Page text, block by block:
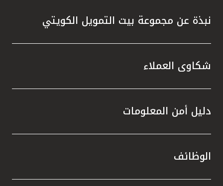
نبذة عن مجموعة بيت التمويل الكويتي
شكاوى العملاء
دليل أمن المعلومات
الوظائف